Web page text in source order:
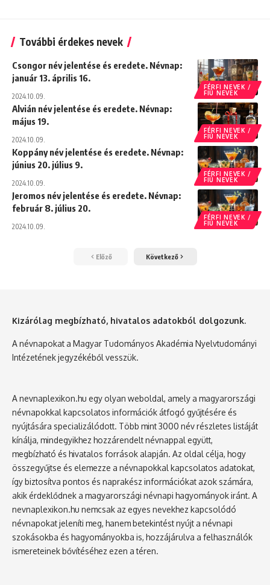
További érdekes nevek
FÉRFI NEVEK /
FIÚ NEVEK
Csongor név jelentése és eredete. Névnap:
január 13. április 16.
2024.10.09.
FÉRFI NEVEK /
FIÚ NEVEK
Alvián név jelentése és eredete. Névnap:
május 19.
2024.10.09.
FÉRFI NEVEK /
FIÚ NEVEK
Koppány név jelentése és eredete. Névnap:
június 20. július 9.
2024.10.09.
FÉRFI NEVEK /
FIÚ NEVEK
Jeromos név jelentése és eredete. Névnap:
február 8. július 20.
2024.10.09.
Előző Következő
Kizárólag megbízható, hivatalos adatokból dolgozunk.
A névnapokat a Magyar Tudományos Akadémia Nyelvtudományi
Intézetének jegyzékéből vesszük.
A nevnaplexikon.hu egy olyan weboldal, amely a magyarországi
névnapokkal kapcsolatos információk átfogó gyűjtésére és
nyújtására specializálódott. Több mint 3000 név részletes listáját
kínálja, mindegyikhez hozzárendelt névnappal együtt,
megbízható és hivatalos források alapján. Az oldal célja, hogy
összegyűjtse és elemezze a névnapokkal kapcsolatos adatokat,
így biztosítva pontos és naprakész információkat azok számára,
akik érdeklődnek a magyarországi névnapi hagyományok iránt. A
nevnaplexikon.hu nemcsak az egyes nevekhez kapcsolódó
névnapokat jeleníti meg, hanem betekintést nyújt a névnapi
szokásokba és hagyományokba is, hozzájárulva a felhasználók
ismereteinek bővítéséhez ezen a téren.